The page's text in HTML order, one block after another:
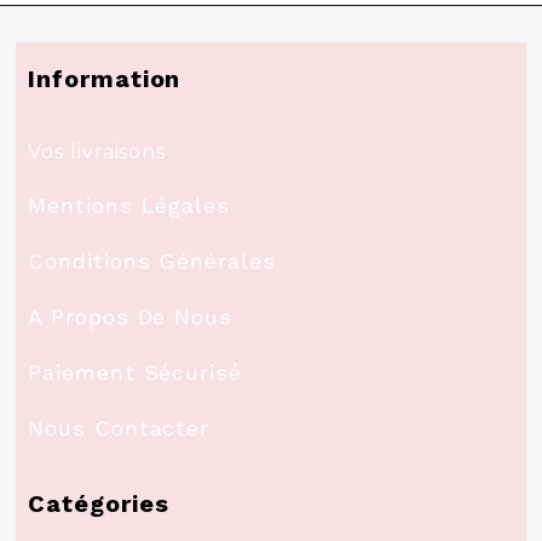
Information
Vos livraisons
Mentions Légales
Conditions Générales
A Propos De Nous
Paiement Sécurisé
Nous Contacter
Catégories